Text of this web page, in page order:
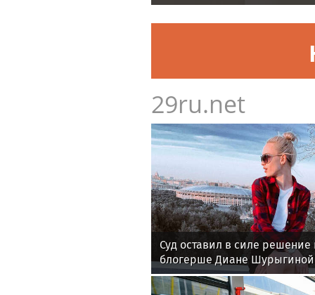
29ru.net
Суд оставил в силе решение
блогерше Диане Шурыгиной